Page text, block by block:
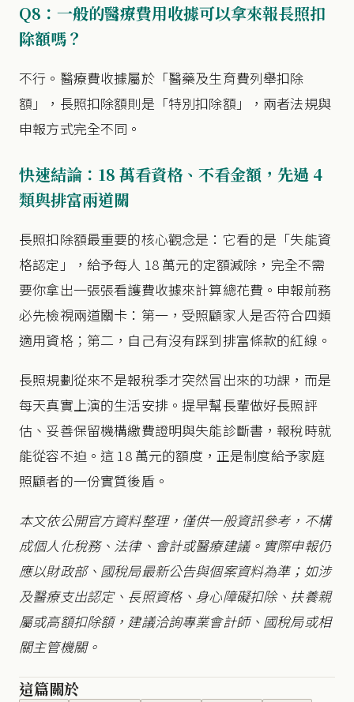
Q8：一般的醫療費用收據可以拿來報長照扣
除額嗎？
不行。醫療費收據屬於「醫藥及生育費列舉扣除
額」，長照扣除額則是「特別扣除額」，兩者法規與
申報方式完全不同。
快速結論：18 萬看資格、不看金額，先過 4
類與排富兩道關
長照扣除額最重要的核心觀念是：它看的是「失能資
格認定」，給予每人 18 萬元的定額減除，完全不需
要你拿出一張張看護費收據來計算總花費。申報前務
必先檢視兩道關卡：第一，受照顧家人是否符合四類
適用資格；第二，自己有沒有踩到排富條款的紅線。
長照規劃從來不是報稅季才突然冒出來的功課，而是
每天真實上演的生活安排。提早幫長輩做好長照評
估、妥善保留機構繳費證明與失能診斷書，報稅時就
能從容不迫。這 18 萬元的額度，正是制度給予家庭
照顧者的一份實質後盾。
本文依公開官方資料整理，僅供一般資訊參考，不構
成個人化稅務、法律、會計或醫療建議。實際申報仍
應以財政部、國稅局最新公告與個案資料為準；如涉
及醫療支出認定、長照資格、身心障礙扣除、扶養親
屬或高額扣除額，建議洽詢專業會計師、國稅局或相
關主管機關。
這篇關於